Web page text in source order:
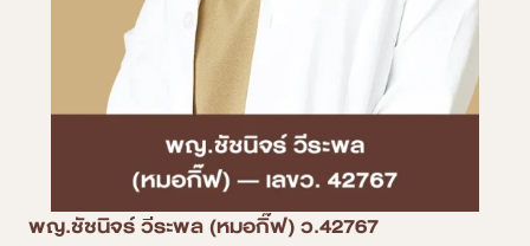
พญ.ชัชนิจร์ วีระพล (หมอกิ๊ฟ) ว.42767